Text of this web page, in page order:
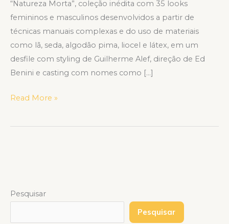
“Natureza Morta”, coleção inédita com 35 looks
femininos e masculinos desenvolvidos a partir de
técnicas manuais complexas e do uso de materiais
como lã, seda, algodão pima, liocel e látex, em um
desfile com styling de Guilherme Alef, direção de Ed
Benini e casting com nomes como […]
Read More »
Pesquisar
Pesquisar